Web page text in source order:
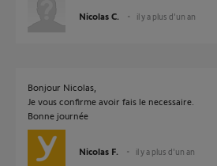
Nicolas C. il y a plus d'un an
Bonjour Nicolas,
Je vous confirme avoir fais le necessaire.
Bonne journée
Nicolas F. il y a plus d'un an